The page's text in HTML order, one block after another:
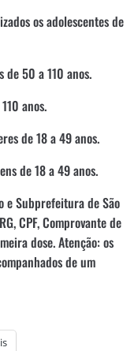
os adolescentes de
de 50 a 110 anos.
anos.
de 18 a 49 anos.
de 18 a 49 anos.
e Subprefeitura de São
CPF, Comprovante de
dose. Atenção: os
de um